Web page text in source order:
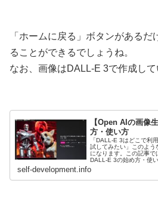
「ホームに戻る」ボタンがある
ることができるでしょうね。
なお、画像はDALL-E 3で作成して
【Open AIの画像
方・使い方
「DALL-E 3はどこで利
試してみたい」このよう
になります。この記事
DALL-E 3の始め方・使
self-development.info